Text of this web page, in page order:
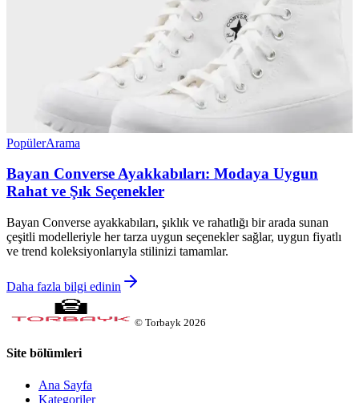
PopülerArama
Bayan Converse Ayakkabıları: Modaya Uygun
Rahat ve Şık Seçenekler
Bayan Converse ayakkabıları, şıklık ve rahatlığı bir arada sunan
çeşitli modelleriyle her tarza uygun seçenekler sağlar, uygun fiyatlı
ve trend koleksiyonlarıyla stilinizi tamamlar.
Daha fazla bilgi edinin
© Torbayk 2026
Site bölümleri
Ana Sayfa
Kategoriler